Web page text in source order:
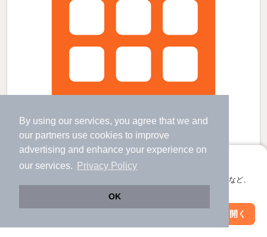
By using our services, you agree that we and
our partners use cookies to improve
advertising and enhance your experience on
our services.
Privacy Policy
OK
アプリに切り替えて、サクサクお部屋探し
会員登録なしですぐ使える。マップ検索やお気に入り保存など、
アプリを開く
スペラール砧の賃貸物件
成城学園前駅 歩20分 （小田急線）
祖師ヶ谷大蔵駅 歩
絞り込み条件を変更